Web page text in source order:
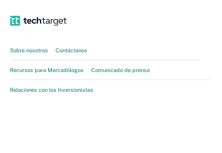
Sobre nosotros Contáctanos
Recursos para Mercadólogos Comunicado de prensa
Relaciones con los Inversionistas